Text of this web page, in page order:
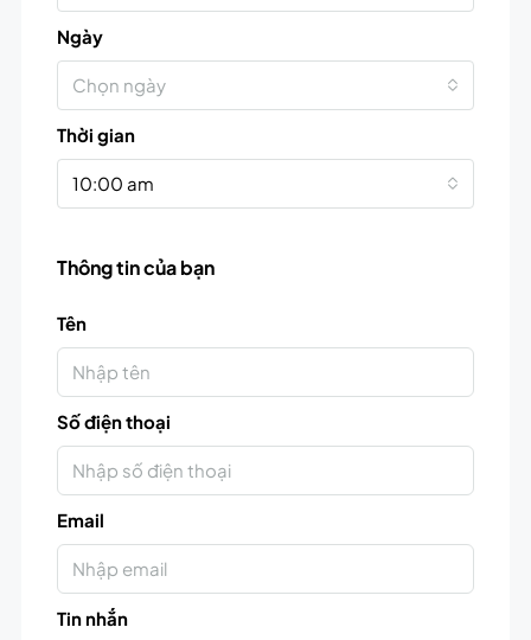
Ngày
Chọn ngày
Thời gian
10:00 am
Thông tin của bạn
Tên
Số điện thoại
Email
Tin nhắn